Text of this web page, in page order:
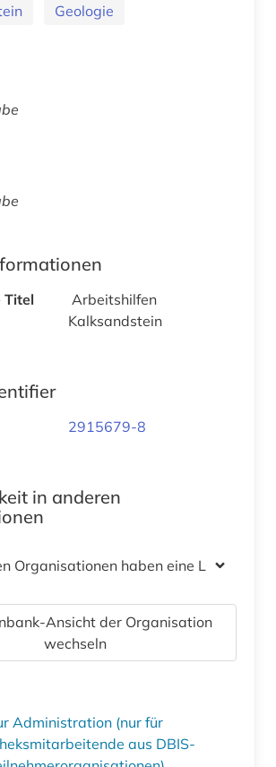
Geologie
Titel
Arbeitshilfen
Kalksandstein
2915679-8
in anderen
Organisationen haben eine Lizenz
Ansicht der Organisation
wechseln
Administration (nur für
aus DBIS-